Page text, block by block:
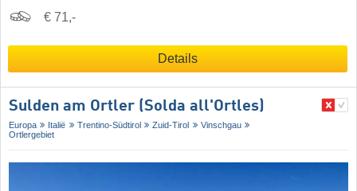
€ 71,-
Details
Sulden am Ortler (Solda all'Ortles)
Europa Italië Trentino-Südtirol Zuid-Tirol
Vinschgau
Ortlergebiet